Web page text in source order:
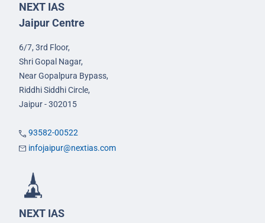
NEXT IAS
Jaipur Centre
6/7, 3rd Floor,
Shri Gopal Nagar,
Near Gopalpura Bypass,
Riddhi Siddhi Circle,
Jaipur - 302015
93582-00522
infojaipur@nextias.com
NEXT IAS